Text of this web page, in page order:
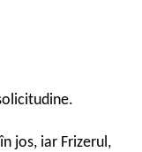
jos, iar Frizerul,